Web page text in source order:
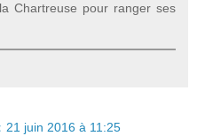
Chartreuse pour ranger ses
21 juin 2016 à 11:25